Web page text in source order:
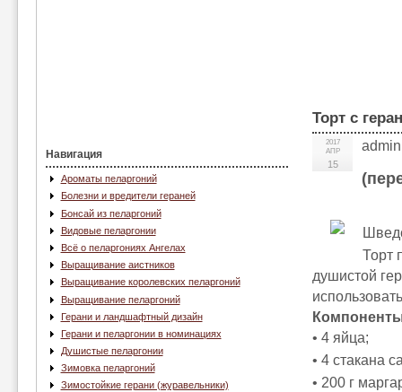
Навигация
Ароматы пеларгоний
Болезни и вредители гераней
Бонсай из пеларгоний
Видовые пеларгонии
Всё о пеларгониях Ангелах
Выращивание аистников
Выращивание королевских пеларгоний
Выращивание пеларгоний
Герани и ландшафтный дизайн
Герани и пеларгонии в номинациях
Душистые пеларгонии
Зимовка пеларгоний
Зимостойкие герани (журавельники)
Торт с
2017
АПР
15
admin
Торт
душистой
• 4 яйца;
• 4 стакана
• 200 г